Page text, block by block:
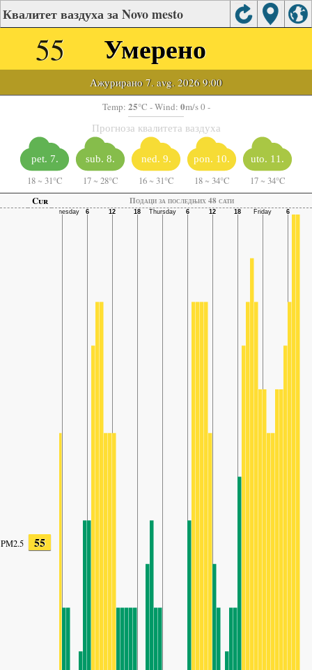
Квалитет ваздуха за Novo mesto
55 Умерено
Ажурирано 7. avg. 2026 9:00
Temp: 25°C - Wind: 0m/s 0 -
Прогноза квалитета ваздуха
pet. 7.
18 ~ 31°C
sub. 8.
17 ~ 28°C
ned. 9.
16 ~ 31°C
pon. 10.
18 ~ 34°C
uto. 11.
17 ~ 34°C
Cur
Подаци за последњих 48 сати
PM2.5 55